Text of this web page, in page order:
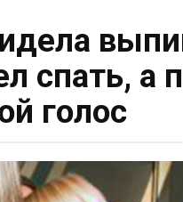
спать, а
голос